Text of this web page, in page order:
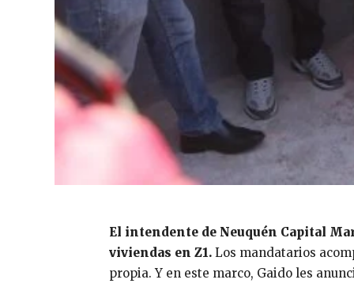
El intendente de Neuquén Capital
viviendas en Z1. Los mandatarios
propia. Y en este marco, Gaido les